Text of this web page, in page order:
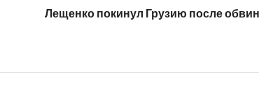
Лещенко покинул Грузию после